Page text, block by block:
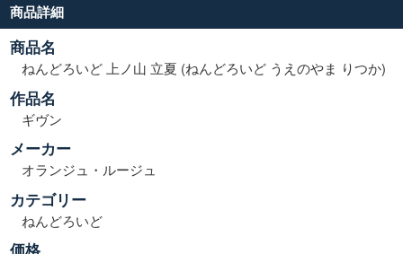
商品詳細
商品名
ねんどろいど 上ノ山 立夏 (ねんどろいど うえのやま りつか)
作品名
ギヴン
メーカー
オランジュ・ルージュ
カテゴリー
ねんどろいど